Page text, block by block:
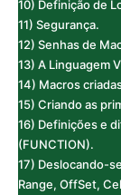
10) Definição de
11) Segurança.
12) Senhas de
13) A Linguagem
14) Macros
15) Criando as
16) Definições e
(FUNCTION).
17) Deslocando-
Range, OffSet,